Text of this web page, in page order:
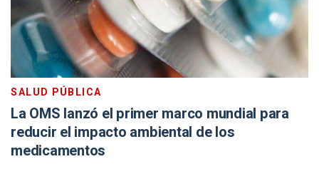
SALUD PÚBLICA
La OMS lanzó el primer marco mundial para
reducir el impacto ambiental de los
medicamentos